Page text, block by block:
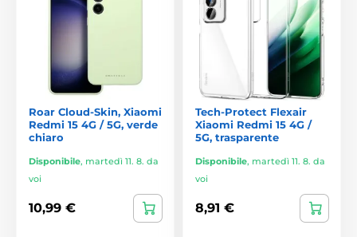
Roar Cloud-Skin, Xiaomi
Redmi 15 4G / 5G, verde
chiaro
Disponibile, martedì 11. 8. da
voi
10,99 €
Tech-Protect Flexair
Xiaomi Redmi 15 4G /
5G, trasparente
Disponibile, martedì 11. 8. da
voi
8,91 €